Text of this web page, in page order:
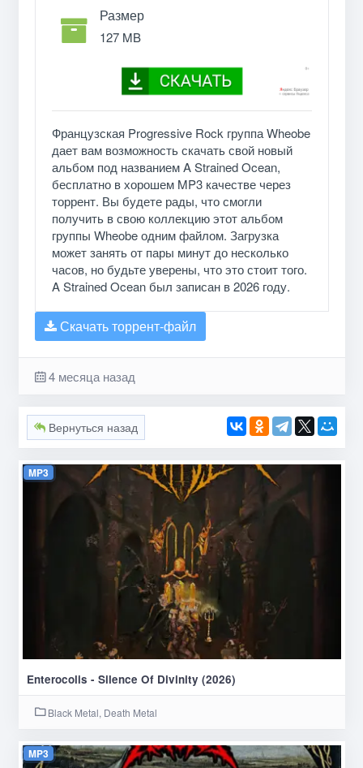
Размер
127 MB
Французская Progressive Rock группа Wheobe
дает вам возможность скачать свой новый
альбом под названием A Strained Ocean,
бесплатно в хорошем MP3 качестве через
торрент. Вы будете рады, что смогли
получить в свою коллекцию этот альбом
группы Wheobe одним файлом. Загрузка
может занять от пары минут до несколько
часов, но будьте уверены, что это стоит того.
A Strained Ocean был записан в 2026 году.
Скачать торрент-файл
4 месяца назад
Вернуться назад
MP3
Enterocolis - Silence Of Divinity (2026)
Black Metal, Death Metal
MP3